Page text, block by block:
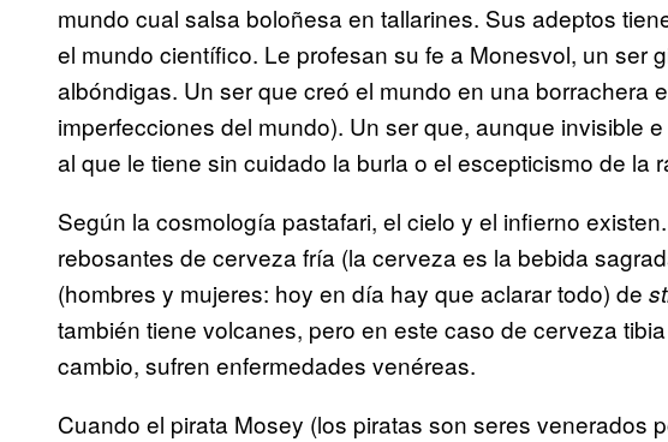
mundo cual salsa boloñesa en tallarines. Sus adeptos
el mundo científico. Le profesan su fe a Monesvol, un ser
albóndigas. Un ser que creó el mundo en una borrachera
imperfecciones del mundo). Un ser que, aunque invisible
al que le tiene sin cuidado la burla o el escepticismo de la
Según la cosmología pastafari, el cielo y el infierno
rebosantes de cerveza fría (la cerveza es la bebida
(hombres y mujeres: hoy en día hay que aclarar todo) de
también tiene volcanes, pero en este caso de cerveza
cambio, sufren enfermedades venéreas.
Cuando el pirata Mosey (los piratas son seres venerados